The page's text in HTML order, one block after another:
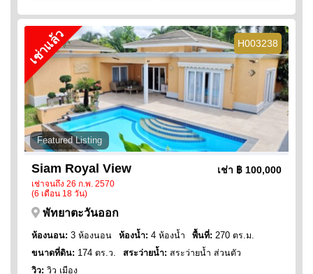
H003238
เช่าแล้ว
Featured Listing
Siam Royal View
เช่าจนถึง 26 ก.พ. 2570
(6 เดือน 18 วัน)
เช่า ฿ 100,000
พัทยาตะวันออก
ห้องนอน: 3 ห้องนอน ห้องน้ำ: 4 ห้องน้ำ พื้นที่: 270 ตร.ม.
ขนาดที่ดิน: 174 ตร.ว. สระว่ายน้ำ: สระว่ายน้ำ ส่วนตัว
วิว: วิว เมือง